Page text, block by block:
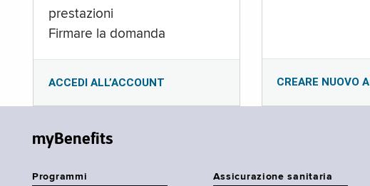
prestazioni
Firmare la domanda
ACCEDI ALL’ACCOUNT CREARE NUOVO
myBenefits
Programmi Assicurazione sanitaria